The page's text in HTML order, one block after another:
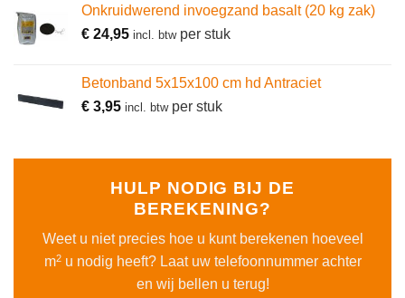
Onkruidwerend invoegzand basalt (20 kg zak)
€ 24,95 incl. btwper stuk
Betonband 5x15x100 cm hd Antraciet
€ 3,95 incl. btwper stuk
HULP NODIG BIJ DE
BEREKENING?
Weet u niet precies hoe u kunt berekenen hoeveel
m2u nodig heeft? Laat uw telefoonnummer achter
en wij bellen u terug!